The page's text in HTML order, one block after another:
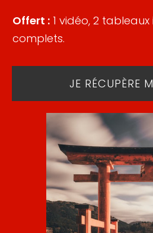
Offert : 1 vidéo, 2
complets.
JE RÉCUPÈRE